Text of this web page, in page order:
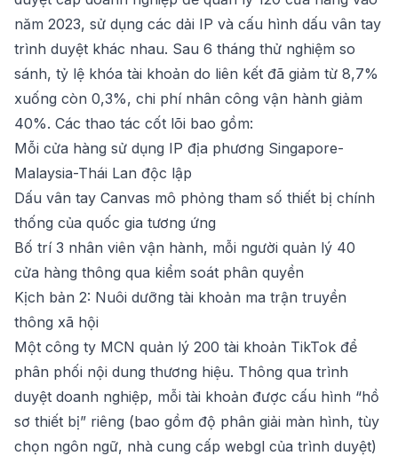
năm 2023, sử dụng các dải IP và cấu hình dấu vân tay
trình duyệt khác nhau. Sau 6 tháng thử nghiệm so
sánh, tỷ lệ khóa tài khoản do liên kết đã giảm từ 8,7%
xuống còn 0,3%, chi phí nhân công vận hành giảm
40%. Các thao tác cốt lõi bao gồm:
Mỗi cửa hàng sử dụng IP địa phương Singapore-
Malaysia-Thái Lan độc lập
Dấu vân tay Canvas mô phỏng tham số thiết bị chính
thống của quốc gia tương ứng
Bố trí 3 nhân viên vận hành, mỗi người quản lý 40
cửa hàng thông qua kiểm soát phân quyền
Kịch bản 2: Nuôi dưỡng tài khoản ma trận truyền
thông xã hội
Một công ty MCN quản lý 200 tài khoản TikTok để
phân phối nội dung thương hiệu. Thông qua trình
duyệt doanh nghiệp, mỗi tài khoản được cấu hình “hồ
sơ thiết bị” riêng (bao gồm độ phân giải màn hình, tùy
chọn ngôn ngữ, nhà cung cấp webgl của trình duyệt)